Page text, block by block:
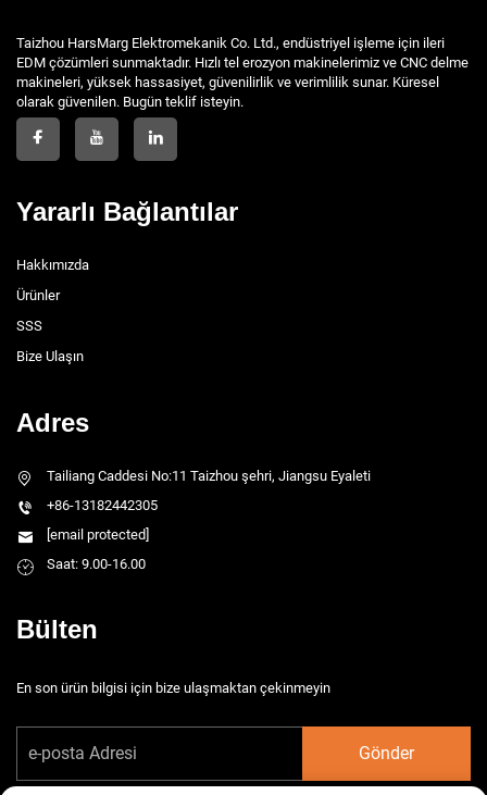
Taizhou HarsMarg Elektromekanik Co. Ltd., endüstriyel işleme için ileri
EDM çözümleri sunmaktadır. Hızlı tel erozyon makinelerimiz ve CNC delme
makineleri, yüksek hassasiyet, güvenilirlik ve verimlilik sunar. Küresel
olarak güvenilen. Bugün teklif isteyin.
Yararlı Bağlantılar
Hakkımızda
Ürünler
SSS
Bize Ulaşın
Adres
Tailiang Caddesi No:11 Taizhou şehri, Jiangsu Eyaleti
+86-13182442305
[email protected]
Saat: 9.00-16.00
Bülten
En son ürün bilgisi için bize ulaşmaktan çekinmeyin
Gönder